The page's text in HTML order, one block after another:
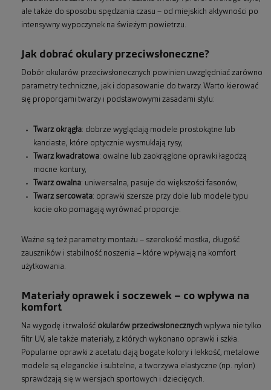
ale także do sposobu spędzania czasu – od miejskich aktywności po
intensywny wypoczynek na świeżym powietrzu.
Jak dobrać okulary przeciwsłoneczne?
Dobór okularów przeciwsłonecznych powinien uwzględniać zarówno
parametry techniczne, jak i dopasowanie do twarzy. Warto kierować
się proporcjami twarzy i podstawowymi zasadami stylu:
Twarz okrągła: dobrze wyglądają modele prostokątne lub
kanciaste, które optycznie wysmuklają rysy,
Twarz kwadratowa: owalne lub zaokrąglone oprawki łagodzą
mocne kontury,
Twarz owalna: uniwersalna, pasuje do większości fasonów,
Twarz sercowata: oprawki szersze przy dole lub modele typu
kocie oko pomagają wyrównać proporcje.
Ważne są też parametry montażu – szerokość mostka, długość
zauszników i stabilność noszenia – które wpływają na komfort
użytkowania.
Materiały oprawek i soczewek – co wpływa na
komfort
Na wygodę i trwałość okularów przeciwsłonecznych wpływa nie tylko
filtr UV, ale także materiały, z których wykonano oprawki i szkła.
Popularne oprawki z acetatu dają bogate kolory i lekkość, metalowe
modele są eleganckie i subtelne, a tworzywa elastyczne (np. nylon)
sprawdzają się w wersjach sportowych i dziecięcych.